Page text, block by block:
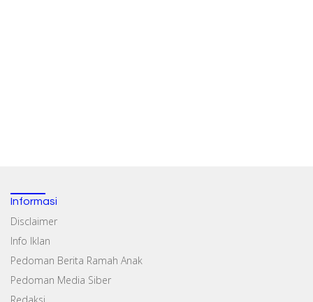
Informasi
Disclaimer
Info Iklan
Pedoman Berita Ramah Anak
Pedoman Media Siber